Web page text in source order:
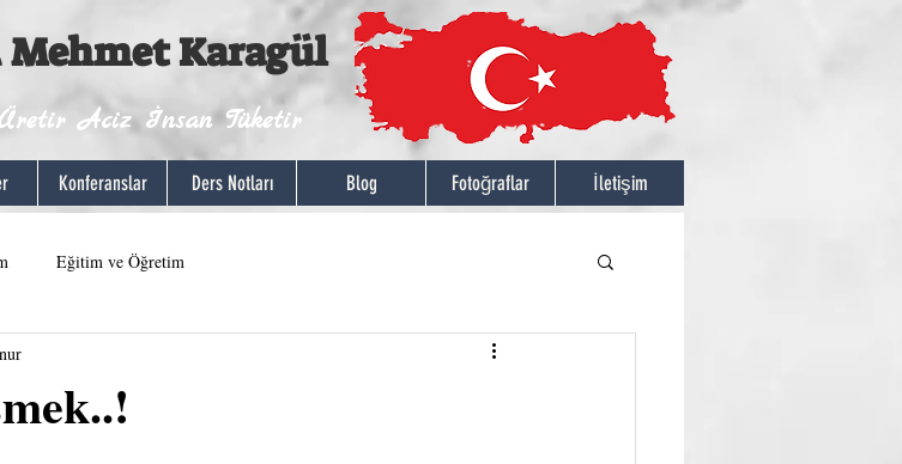
Mehmet Karagül
Aciz İnsan Tüketir
Konferanslar Ders Notları Blog Fotoğraflar İletişim
Eğitim ve Öğretim